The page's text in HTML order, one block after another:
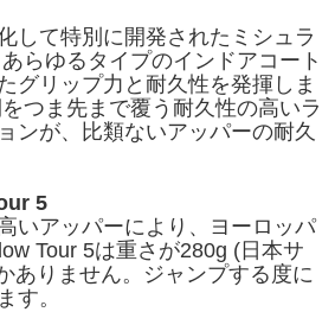
して特別に開発されたミシュラ
らゆるタイプのインドアコート
グリップ力と耐久性を発揮しま
つま先まで覆う耐久性の高いラ
ンが、比類ないアッパーの耐久
5
いアッパーにより、ヨーロッパ
Tour 5は重さが280g (日本サ
ありません。ジャンプする度に
す。